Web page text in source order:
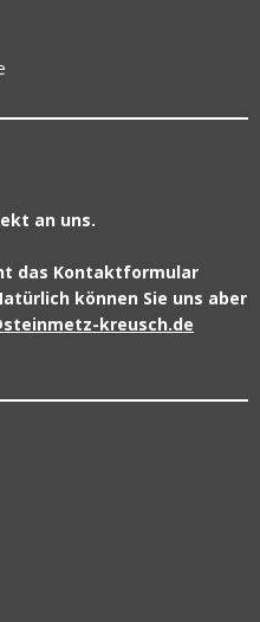
an uns.
das Kontaktformular
können Sie uns aber
kreusch.de